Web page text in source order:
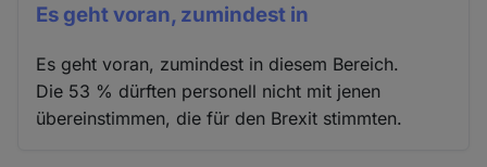
Es geht voran, zumindest in
Es geht voran, zumindest in diesem Bereich.
Die 53 % dürften personell nicht mit jenen
übereinstimmen, die für den Brexit stimmten.